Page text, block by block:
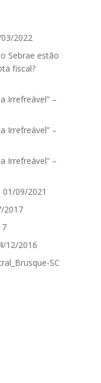
2022
Sebrae estão
fiscal?
Irrefreável” –
Irrefreável” –
Irrefreável” –
01/09/2021
2017
12/2016
SC